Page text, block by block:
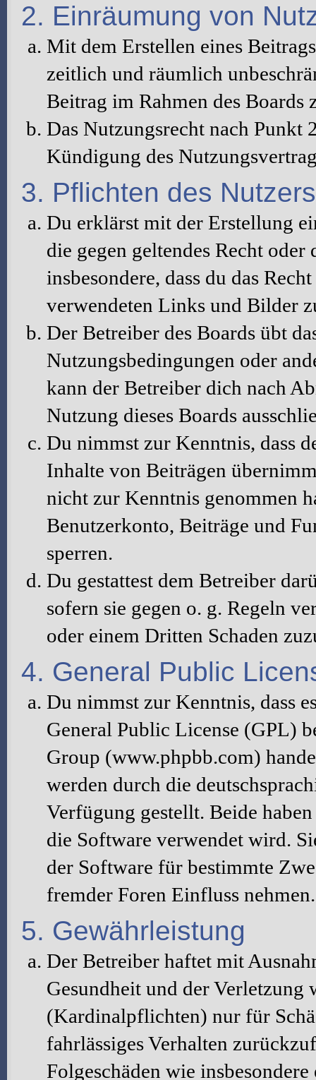
2. Einräumung von
Mit dem Erstellen eines
zeitlich und räumlich
Beitrag im Rahmen des Boards
Das Nutzungsrecht nach Punkt
Kündigung des
3. Pflichten des Nutzers
Du erklärst mit der Erstellung
die gegen geltendes Recht
insbesondere, dass du das
verwendeten Links und Bilder
Der Betreiber des Boards übt
Nutzungsbedingungen oder
kann der Betreiber dich nach
Nutzung dieses Boards
Du nimmst zur Kenntnis, dass
Inhalte von Beiträgen
nicht zur Kenntnis genommen
Benutzerkonto, Beiträge und
sperren.
Du gestattest dem Betreiber
sofern sie gegen o. g. Regeln
oder einem Dritten Schaden
4. General Public
Du nimmst zur Kenntnis, dass
General Public License (GPL)
Group (www.phpbb.com)
werden durch die
Verfügung gestellt. Beide
die Software verwendet wird.
der Software für bestimmte
fremder Foren Einfluss nehmen.
5. Gewährleistung
Der Betreiber haftet mit
Gesundheit und der
(Kardinalpflichten) nur für
fahrlässiges Verhalten
Folgeschäden wie